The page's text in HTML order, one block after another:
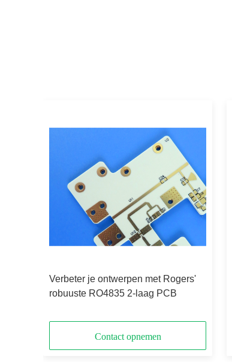
Verbeter je ontwerpen met Rogers'
robuuste RO4835 2-laag PCB
Contact opnemen